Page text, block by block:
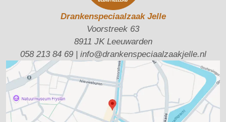
Drankenspeciaalzaak Jelle
Voorstreek 63
8911 JK Leeuwarden
058 213 84 69| info@drankenspeciaalzaakjelle.nl